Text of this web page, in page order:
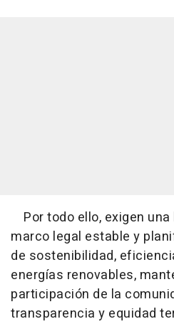
Por todo ello, exigen
marco legal estable y
de sostenibilidad,
energías renovables,
participación de la
transparencia y equidad